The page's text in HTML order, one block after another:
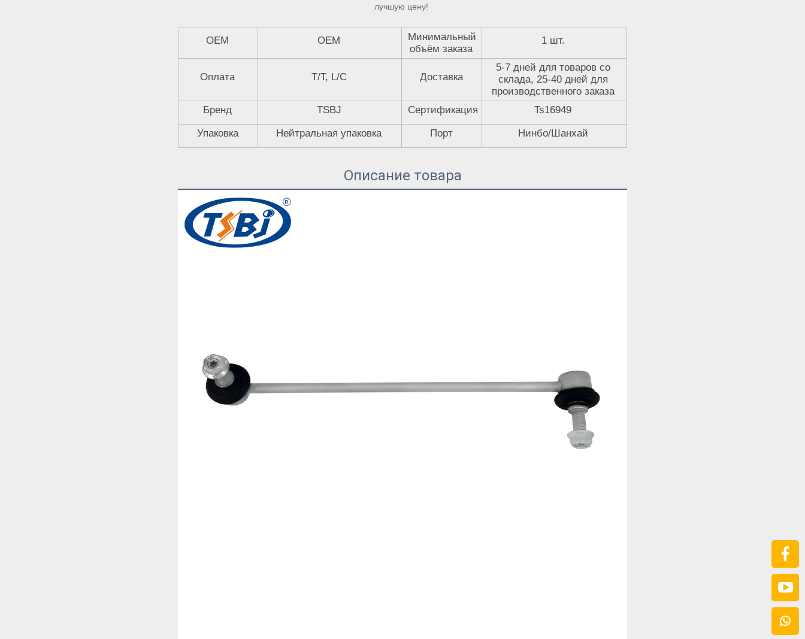
лучшую цену!
OEM OEM
Минимальный
объём заказа
1 шт.
Оплата T/T, L/C Доставка
5-7 дней для товаров со
склада, 25-40 дней для
производственного заказа
Бренд
TSBJ Сертификация Ts16949
Упаковка Нейтральная упаковка Порт Нинбо/Шанхай
Описание товара